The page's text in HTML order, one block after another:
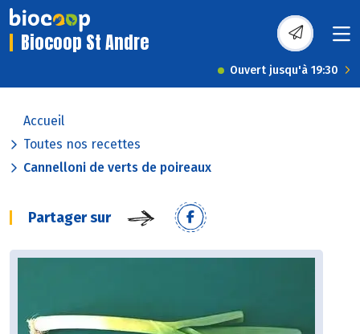
Biocoop St Andre
Ouvert jusqu'à 19:30
Accueil
Toutes nos recettes
Cannelloni de verts de poireaux
Partager sur